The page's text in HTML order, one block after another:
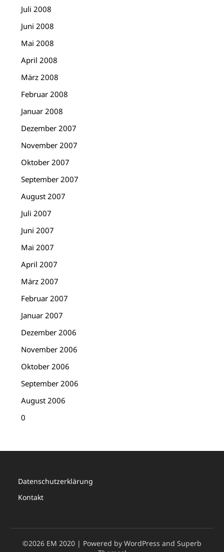
Juli 2008
Juni 2008
Mai 2008
April 2008
März 2008
Februar 2008
Januar 2008
Dezember 2007
November 2007
Oktober 2007
September 2007
August 2007
Juli 2007
Juni 2007
Mai 2007
April 2007
März 2007
Februar 2007
Januar 2007
Dezember 2006
November 2006
Oktober 2006
September 2006
August 2006
0
Datenschutzerklärung
Kontakt
©2026 EM 2020 | Powered by WordPress and Superb